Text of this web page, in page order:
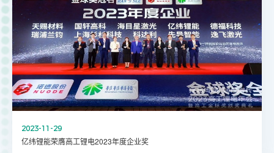
2023-11-29
亿纬锂能荣膺高工锂电2023年度企业奖